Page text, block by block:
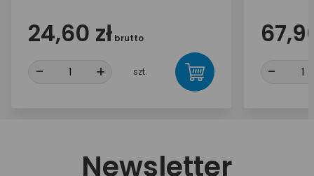
24,60 zł brutto
- + szt. -
Newsletter